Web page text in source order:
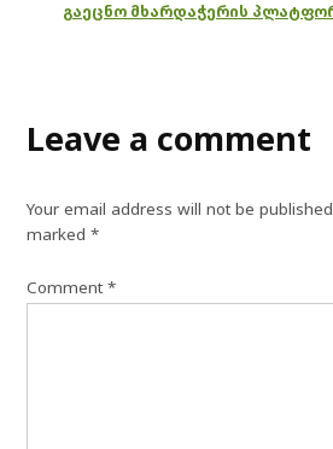
გაეცნო მხარდაჭერის
Leave a comment
Your email address will not be
marked*
Comment*